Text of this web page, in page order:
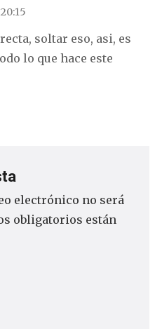
soltar eso, asi, es
lo que hace este
electrónico no será
obligatorios están